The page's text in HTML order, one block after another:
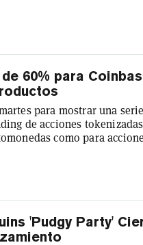
cayeron hasta $97,30 el
de la campana de
60% para
para mostrar una
de acciones
como para
allá del trading de
Senior de Investigación
'Pudgy Party'